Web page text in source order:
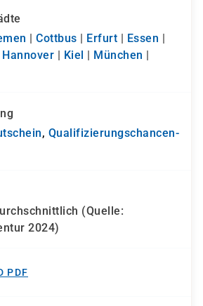
| Cottbus | Erfurt | Essen |
Hannover | Kiel | München |
, Qualifizierungs­chancen­
(Quelle:
2024)
PDF